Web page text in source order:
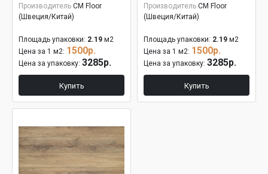
Производитель CM Floor
(Швеция/Китай)
Площадь упаковки: 2.19 м2
Цена за 1 м2: 1500р.
Цена за упаковку: 3285р.
Купить
Производитель CM Floor
(Швеция/Китай)
Площадь упаковки: 2.19 м2
Цена за 1 м2: 1500р.
Цена за упаковку: 3285р.
Купить